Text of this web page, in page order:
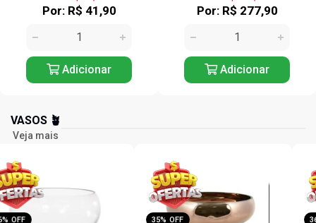
Por: R$ 41,90
Adicionar
Por: R$ 277,90
Adicionar
VASOS 🪴
Veja mais
35% OFF 36% OFF